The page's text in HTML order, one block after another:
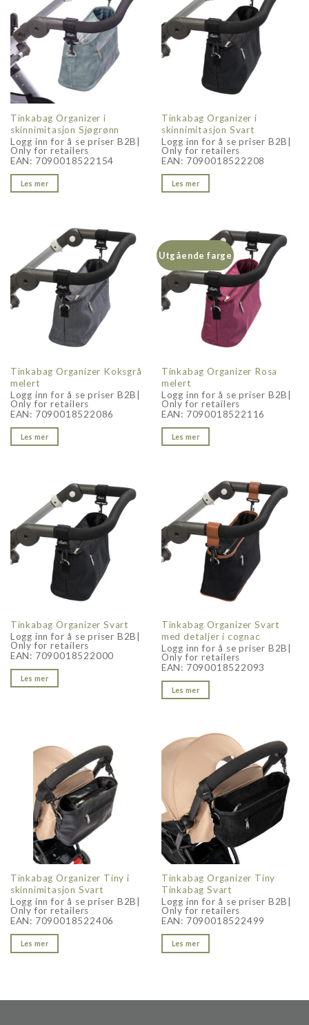
Tinkabag Organizer i
skinnimitasjon Sjøgrønn
Logg inn for å se priser B2B|
Only for retailers
EAN: 7090018522154
Les mer
Tinkabag Organizer i
skinnimitasjon Svart
Logg inn for å se priser B2B|
Only for retailers
EAN: 7090018522208
Les mer
Tinkabag Organizer Koksgrå
melert
Logg inn for å se priser B2B|
Only for retailers
EAN: 7090018522086
Les mer
Utgående farge
Tinkabag Organizer Rosa
melert
Logg inn for å se priser B2B|
Only for retailers
EAN: 7090018522116
Les mer
Tinkabag Organizer Svart
Logg inn for å se priser B2B|
Only for retailers
EAN: 7090018522000
Les mer
Tinkabag Organizer Svart
med detaljer i cognac
Logg inn for å se priser B2B|
Only for retailers
EAN: 7090018522093
Les mer
Tinkabag Organizer Tiny i
skinnimitasjon Svart
Logg inn for å se priser B2B|
Only for retailers
EAN: 7090018522406
Les mer
Tinkabag Organizer Tiny
Tinkabag Svart
Logg inn for å se priser B2B|
Only for retailers
EAN: 7090018522499
Les mer